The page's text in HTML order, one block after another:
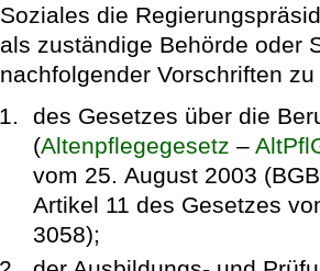
Soziales die
als zuständige Behörde oder
nachfolgender Vorschriften
des Gesetzes über die
(Altenpflegegesetz –
vom 25. August 2003
Artikel 11 des Gesetzes
3058);